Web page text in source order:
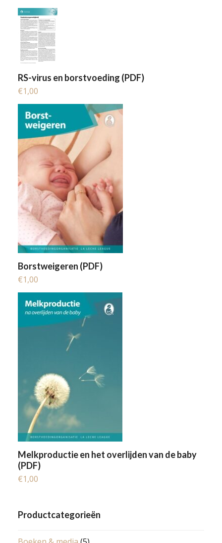
RS-virus en borstvoeding (PDF)
€1,00
Borstweigeren (PDF)
€1,00
Melkproductie en het overlijden van de baby
(PDF)
€1,00
Productcategorieën